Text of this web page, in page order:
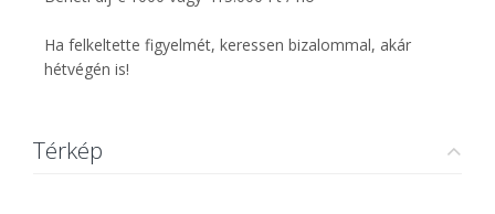
Ha felkeltette figyelmét, keressen bizalommal, akár
hétvégén is!
Térkép